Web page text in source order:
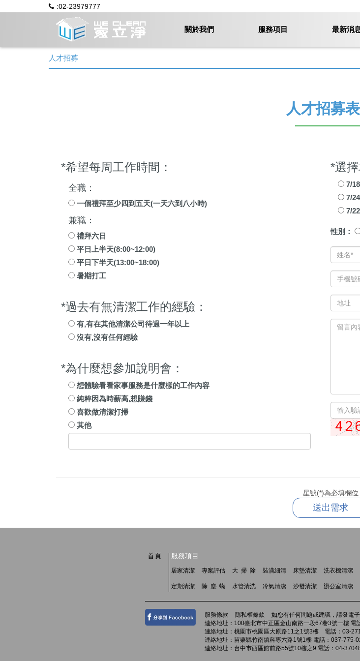
:02-23979777
關於我們 服務項目 最新消
人才招募
人才招募
*希望每周工作時間：
全職：
一個禮拜至少四到五天(一天六到八小時)
兼職：
禮拜六日
平日上半天(8:00~12:00)
平日下半天(13:00~18:00)
暑期打工
*過去有無清潔工作的經驗：
有,有在其他清潔公司待過一年以上
沒有,沒有任何經驗
*為什麼想參加說明會：
想體驗看看家事服務是什麼樣的工作內容
純粹因為時薪高,想賺錢
喜歡做清潔打掃
其他
*選擇
7/
7/
7/
性別：
星號(*)為必填欄位
送出需求
首頁 服務項目
居家清潔 專案評估 大 掃 除 裝潢細清 床墊清潔 洗衣機清潔
定期清潔 除 塵 蟎 水管清洗 冷氣清潔 沙發清潔 辦公室清潔
服務條款 隱私權條款
如您有任何問題或建議，請發電
連絡地址：100臺北市中正區金山南路一段67巷3號一樓
連絡地址：桃園市桃園區大原路11之1號3樓 電話：03-
連絡地址：苗栗縣竹南鎮科專六路1號1樓 電話：037-775-
連絡地址：台中市西區館前路55號10樓之9 電話：04-